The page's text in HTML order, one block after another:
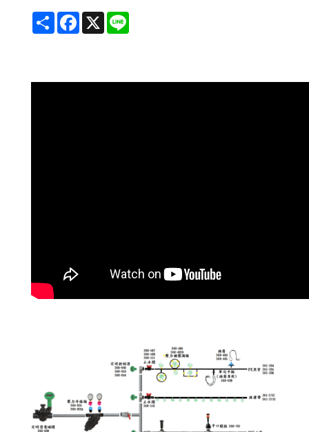
Share Facebook
X